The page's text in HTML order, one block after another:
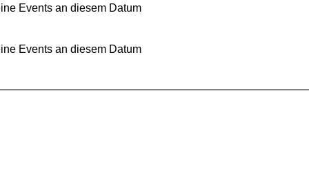
Events an diesem Datum
Events an diesem Datum